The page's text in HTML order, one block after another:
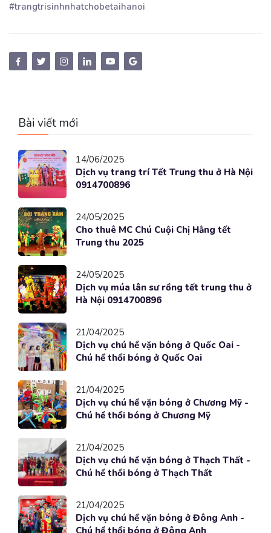
#trangtrisinhnhatchobetaihanoi
Bài viết mới
14/06/2025
Dịch vụ trang trí Tết Trung thu ở Hà Nội
0914700896
24/05/2025
Cho thuê MC Chú Cuội Chị Hằng tết
Trung thu 2025
24/05/2025
Dịch vụ múa lân sư rồng tết trung thu ở
Hà Nội 0914700896
21/04/2025
Dịch vụ chú hề vặn bóng ở Quốc Oai -
Chú hề thổi bóng ở Quốc Oai
21/04/2025
Dịch vụ chú hề vặn bóng ở Chương Mỹ -
Chú hề thổi bóng ở Chương Mỹ
21/04/2025
Dịch vụ chú hề vặn bóng ở Thạch Thất -
Chú hề thổi bóng ở Thạch Thất
21/04/2025
Dịch vụ chú hề vặn bóng ở Đông Anh -